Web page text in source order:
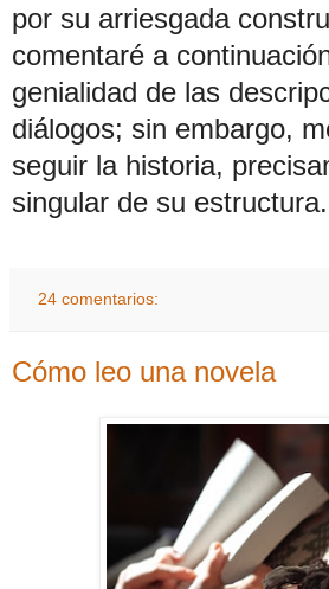
por su arriesgada
comentaré a
genialidad de las
diálogos; sin embargo,
seguir la historia,
singular de su estructura.
24 comentarios:
Cómo leo una novela